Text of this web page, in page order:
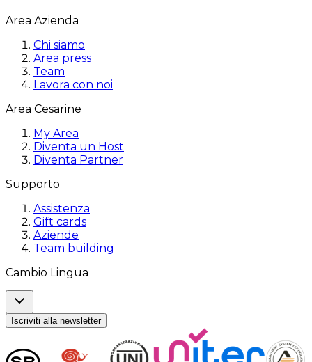
Area Azienda
Chi siamo
Area press
Team
Lavora con noi
Area Cesarine
My Area
Diventa un Host
Diventa Partner
Supporto
Assistenza
Gift cards
Aziende
Team building
Cambio Lingua
Iscriviti alla newsletter